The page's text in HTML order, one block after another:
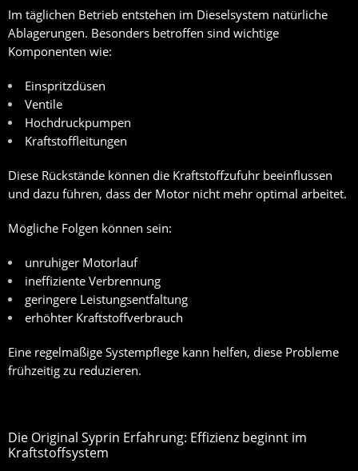
Im täglichen Betrieb entstehen im Dieselsystem natürliche
Ablagerungen. Besonders betroffen sind wichtige
Komponenten wie:
Einspritzdüsen
Ventile
Hochdruckpumpen
Kraftstoffleitungen
Diese Rückstände können die Kraftstoffzufuhr beeinflussen
und dazu führen, dass der Motor nicht mehr optimal arbeitet.
Mögliche Folgen können sein:
unruhiger Motorlauf
ineffiziente Verbrennung
geringere Leistungsentfaltung
erhöhter Kraftstoffverbrauch
Eine regelmäßige Systempflege kann helfen, diese Probleme
frühzeitig zu reduzieren.
Die Original Syprin Erfahrung: Effizienz beginnt im
Kraftstoffsystem